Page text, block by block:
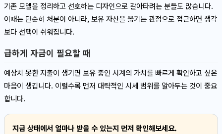
기존 모델을 정리하고 선호하는 디자인으로 갈아타려는 분들도 많습니다.
이때는 단순히 처분이 아니라, 보유 자산을 옮기는 관점으로 접근하면 생각
보다 선택이 쉬워집니다.
급하게 자금이 필요할 때
예상치 못한 지출이 생기면 보유 중인 시계의 가치를 빠르게 확인하고 싶은
마음이 생깁니다. 이럴수록 먼저 대략적인 시세 범위를 알아두는 것이 중요
합니다.
지금 상태에서 얼마나 받을 수 있는지 먼저 확인해보세요.